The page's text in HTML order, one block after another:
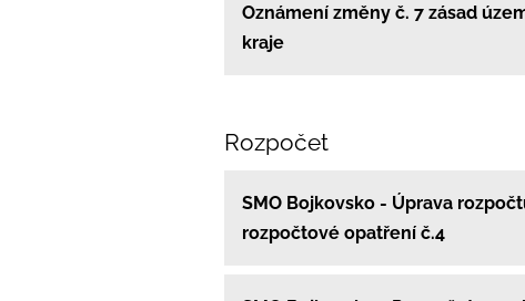
Oznámení změny č. 7 zásad
kraje
Rozpočet
SMO Bojkovsko - Úprava
rozpočtové opatření č.4